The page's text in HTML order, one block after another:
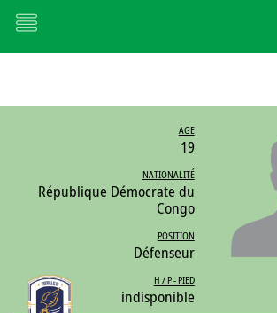
AGE
19
NATIONALITÉ
République Démocrate du
Congo
POSITION
Défenseur
H / P - PIED
indisponible